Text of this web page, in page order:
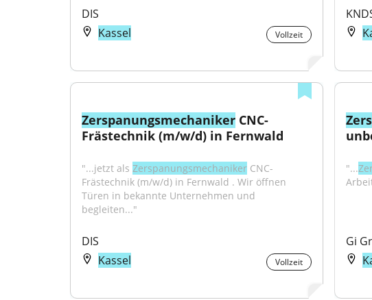
DIS
Kassel
Vollzeit
Zerspanungsmechaniker CNC-
Frästechnik (m/w/d) in Fernwald
"...jetzt als Zerspanungsmechaniker CNC-
Frästechnik (m/w/d) in Fernwald . Wir öffnen
Türen in bekannte Unternehmen und
begleiten..."
DIS
Kassel
Vollzeit
"...
Gi